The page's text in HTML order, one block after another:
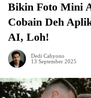
Bikin Foto Mini
Cobain Deh
AI, Loh!
Dedi Cahyono
13 September 2025